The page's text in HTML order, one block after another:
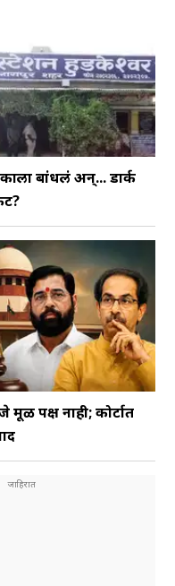
बांधलं अन्... डार्क
पक्ष नाही; कोर्टात